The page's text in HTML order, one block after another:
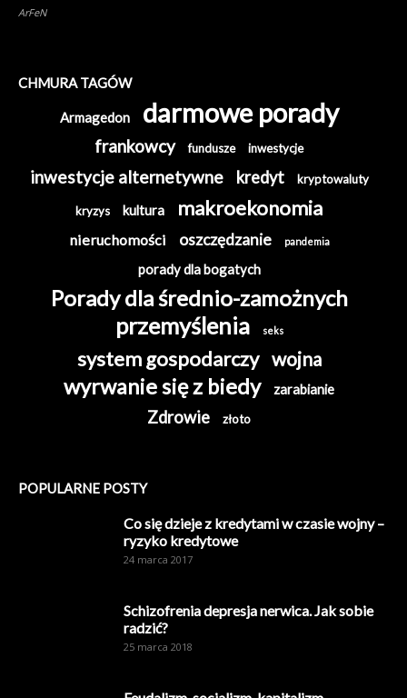
ArFeN
CHMURA TAGÓW
Armagedon darmowe porady
frankowcy fundusze inwestycje
inwestycje alternetywne kredyt kryptowaluty
kryzys kultura makroekonomia
nieruchomości oszczędzanie pandemia
porady dla bogatych
Porady dla średnio-zamożnych
przemyślenia seks
system gospodarczy wojna
wyrwanie się z biedy zarabianie
Zdrowie złoto
POPULARNE POSTY
Co się dzieje z kredytami w czasie wojny –
ryzyko kredytowe
24 marca 2017
Schizofrenia depresja nerwica. Jak sobie
radzić?
25 marca 2018